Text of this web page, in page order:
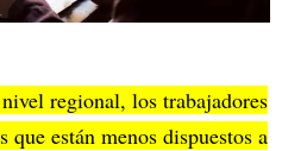
regional, los trabajadores
están menos dispuestos a